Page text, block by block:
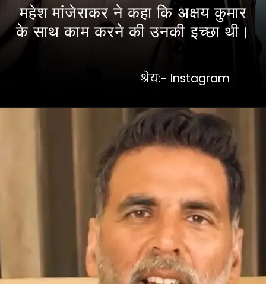
श्रेय:- Instagram
महेश मांजेराकर ने कहा कि अक्षय कुमार
के साथ काम करने की उनकी इच्छा थी।